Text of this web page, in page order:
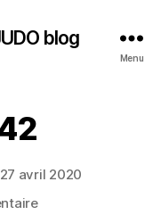
blog
Menu
27 avril 2020
sur